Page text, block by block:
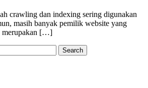
crawling dan indexing sering digunakan
masih banyak pemilik website yang
merupakan […]